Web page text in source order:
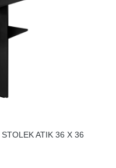
ATIK 36 X 36